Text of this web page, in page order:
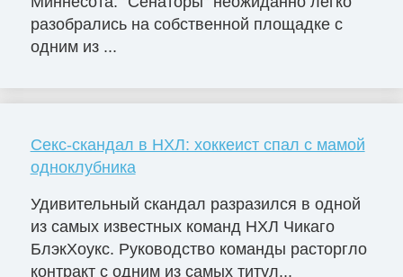
разобрались на собственной площадке с
одним из ...
Секс-скандал в НХЛ: хоккеист спал с мамой
одноклубника
Удивительный скандал разразился в одной
из самых известных команд НХЛ Чикаго
БлэкХоукс. Руководство команды расторгло
контракт с одним из самых титул...